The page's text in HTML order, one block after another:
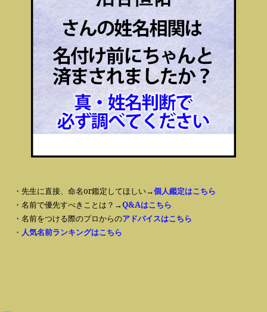
・先生に直接、命名or鑑定してほしい→個人鑑定はこちら
・名前で優先すべきことは？→Q&Aはこちら
・名前をつける際のプロからのアドバイスはこちら
・ 人気名前ランキングはこちら